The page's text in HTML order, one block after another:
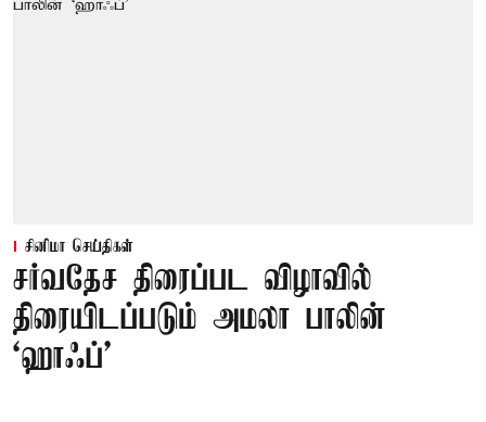
சினிமா செய்திகள்
சர்வதேச திரைப்பட விழாவில்
திரையிடப்படும் அமலா பாலின்
‘ஹாஃப்’